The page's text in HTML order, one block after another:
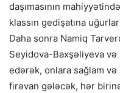
daşımasının
klassın gedişatına
Daha sonra Namiq
Seyidova-Baxşəliyeva və
edərək, onlara sağlam
firəvan gələcək, hər